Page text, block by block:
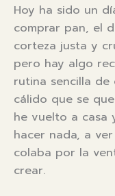
Hoy ha sido un
comprar pan, el
corteza justa y
pero hay algo
rutina sencilla
cálido que se
he vuelto a casa
hacer nada, a
colaba por la
crear.